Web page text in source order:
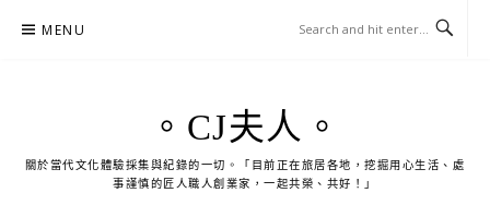
MENU
。CJ夫人。
關於當代文化體驗採集與紀錄的一切。「目前正在旅居各地，挖掘用心生活、處
事謹慎的匠人職人創業家，一起共榮、共好！」